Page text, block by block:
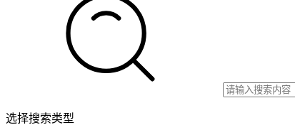
选择搜索类型